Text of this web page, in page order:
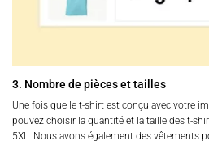
3. Nombre de pièces et tailles
Une fois que le t-shirt est conçu avec votre
pouvez choisir la quantité et la taille des t-
5XL. Nous avons également des vêtements